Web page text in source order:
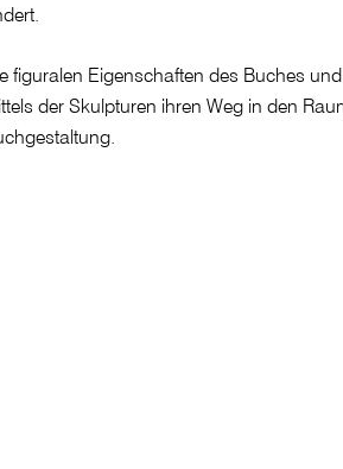
figuralen Eigenschaften des Buches
der Skulpturen ihren Weg in den